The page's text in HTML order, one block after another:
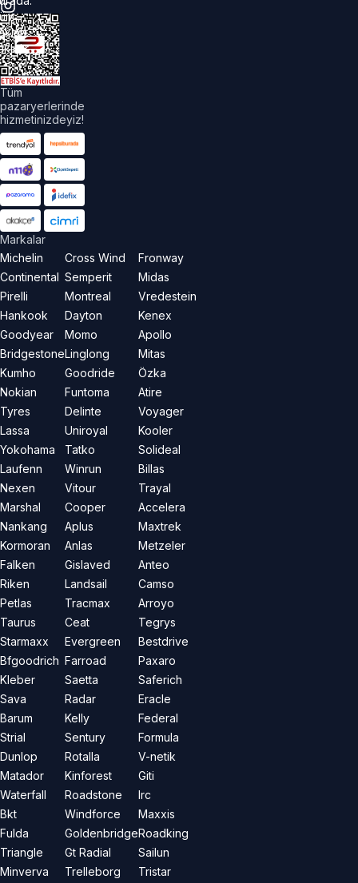
Tüm
pazaryerlerinde
hizmetinizdeyiz!
Markalar
Michelin
Continental
Pirelli
Hankook
Goodyear
Bridgestone
Kumho
Nokian
Tyres
Lassa
Yokohama
Laufenn
Nexen
Marshal
Nankang
Kormoran
Falken
Riken
Petlas
Taurus
Starmaxx
Bfgoodrich
Kleber
Sava
Barum
Strial
Dunlop
Matador
Waterfall
Bkt
Fulda
Triangle
Minverva
Cross Wind
Semperit
Montreal
Dayton
Momo
Linglong
Goodride
Funtoma
Delinte
Uniroyal
Tatko
Winrun
Vitour
Cooper
Aplus
Anlas
Gislaved
Landsail
Tracmax
Ceat
Evergreen
Farroad
Saetta
Radar
Kelly
Sentury
Rotalla
Kinforest
Roadstone
Windforce
Goldenbridge
Gt Radial
Trelleborg
Fronway
Midas
Vredestein
Kenex
Apollo
Mitas
Özka
Atire
Voyager
Kooler
Solideal
Billas
Trayal
Accelera
Maxtrek
Metzeler
Anteo
Camso
Arroyo
Tegrys
Bestdrive
Paxaro
Saferich
Eracle
Federal
Formula
V-netik
Giti
Irc
Maxxis
Roadking
Sailun
Tristar